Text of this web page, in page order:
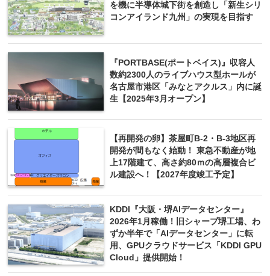
を機に半導体城下街を創造し「新生シリ
コンアイランド九州」の実現を目指す
『PORTBASE(ポートベイス)』収容人
数約2300人のライブハウス型ホールが
名古屋市港区「みなとアクルス」内に誕
生【2025年3月オープン】
【再開発の卵】茶屋町B‐2・B‐3地区再
開発が間もなく始動！ 東急不動産が地
上17階建て、高さ約80ｍの高層複合ビ
ル建設へ！【2027年度竣工予定】
KDDI『大阪・堺AIデータセンター』
2026年1月稼働！旧シャープ堺工場、わ
ずか半年で「AIデータセンター」に転
用、GPUクラウドサービス「KDDI GPU
Cloud」提供開始！